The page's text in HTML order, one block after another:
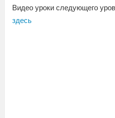
Видео уроки следующего
здесь